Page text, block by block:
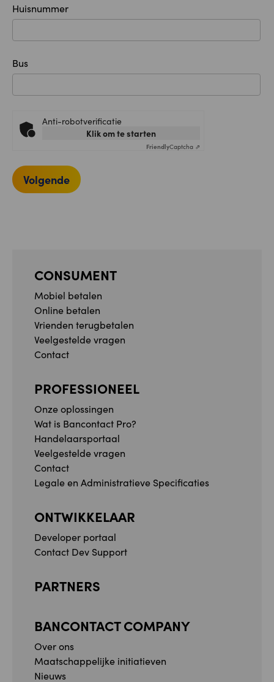
Huisnummer
Bus
Anti-robotverificatie
Klik om te starten
FriendlyCaptcha ⇗
Volgende
CONSUMENT
Mobiel betalen
Online betalen
Vrienden terugbetalen
Veelgestelde vragen
Contact
PROFESSIONEEL
Onze oplossingen
Wat is Bancontact Pro?
Handelaarsportaal
Veelgestelde vragen
Contact
Legale en Administratieve Specificaties
ONTWIKKELAAR
Developer portaal
Contact Dev Support
PARTNERS
BANCONTACT COMPANY
Over ons
Maatschappelijke initiatieven
Nieuws